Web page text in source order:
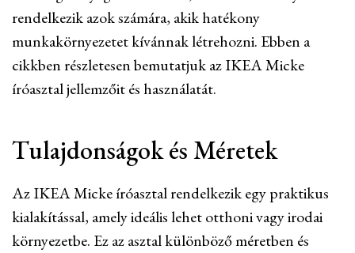
rendelkezik azok számára, akik hatékony
munkakörnyezetet kívánnak létrehozni. Ebben a
cikkben részletesen bemutatjuk az IKEA Micke
íróasztal jellemzőit és használatát.
Tulajdonságok és Méretek
Az IKEA Micke íróasztal rendelkezik egy praktikus
kialakítással, amely ideális lehet otthoni vagy irodai
környezetbe. Ez az asztal különböző méretben és